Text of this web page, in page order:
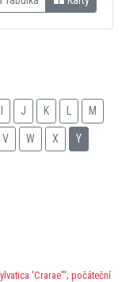
J K M
V W X Y
'Crarae'"; počáteční